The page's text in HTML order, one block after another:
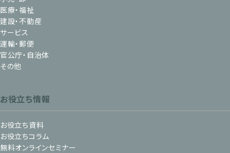
医療・福祉
建設・不動産
サービス
運輸・郵便
官公庁・自治体
その他
お役立ち情報
お役立ち資料
お役立ちコラム
無料オンラインセミナー